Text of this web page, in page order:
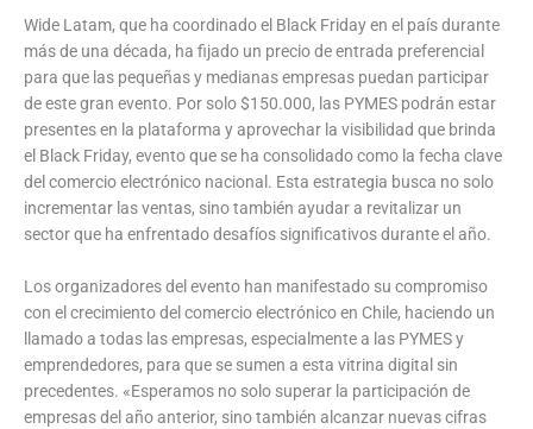
Wide Latam, que ha coordinado el Black Friday en el país durante
más de una década, ha fijado un precio de entrada preferencial
para que las pequeñas y medianas empresas puedan participar
de este gran evento. Por solo $150.000, las PYMES podrán estar
presentes en la plataforma y aprovechar la visibilidad que brinda
el Black Friday, evento que se ha consolidado como la fecha clave
del comercio electrónico nacional. Esta estrategia busca no solo
incrementar las ventas, sino también ayudar a revitalizar un
sector que ha enfrentado desafíos significativos durante el año.
Los organizadores del evento han manifestado su compromiso
con el crecimiento del comercio electrónico en Chile, haciendo un
llamado a todas las empresas, especialmente a las PYMES y
emprendedores, para que se sumen a esta vitrina digital sin
precedentes. «Esperamos no solo superar la participación de
empresas del año anterior, sino también alcanzar nuevas cifras